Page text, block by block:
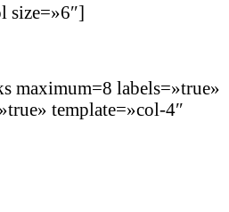
size=»6″]
maximum=8 labels=»true»
template=»col-4″